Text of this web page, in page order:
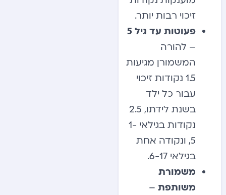
זיכוי רבות יותר.
פעוטות עד גיל 5
– להורה
המשמורן מגיעות
1.5 נקודות זיכוי
עבור כל ילד
בשנת לידתו, 2.5
נקודות בגילאי 1-
5, ונקודה אחת
בגילאי 6-17.
משמורת
משותפת –